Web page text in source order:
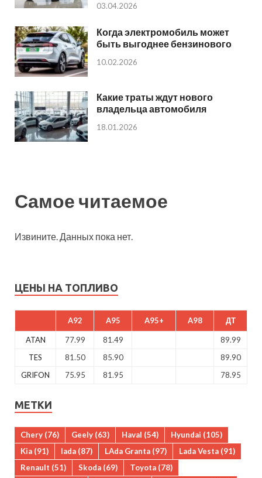
03.04.2026
Когда электромобиль может
быть выгоднее бензинового
10.02.2026
Какие траты ждут нового
владельца автомобиля
18.01.2026
Самое читаемое
Извините. Данных пока нет.
ЦЕНЫ НА ТОПЛИВО
A92 A95 A95+ A98 ДТ
ATAN 77.99 81.49
89.99
TES
81.50 85.90
89.90
GRIFON
75.95 81.95 78.95
МЕТКИ
Chery (76) Geely (63) Haval (54) Hyundai (105)
Kia (91) lada (87) LAda Granta (97) Lada Vesta (91)
Renault (51) Skoda (69) Toyota (78)